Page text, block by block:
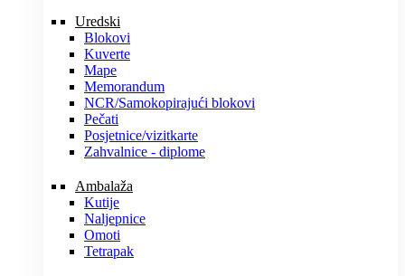
Uredski
Blokovi
Kuverte
Mape
Memorandum
NCR/Samokopirajući blokovi
Pečati
Posjetnice/vizitkarte
Zahvalnice - diplome
Ambalaža
Kutije
Naljepnice
Omoti
Tetrapak